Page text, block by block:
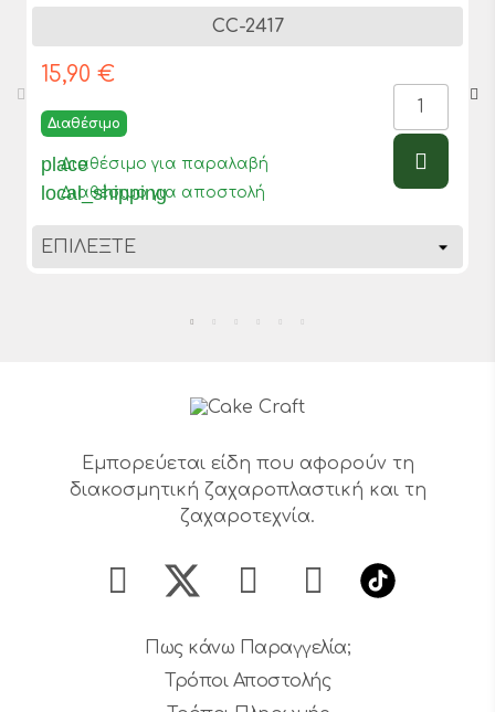
CC-2417
15,90 €
Διαθέσιμο
place
Διαθέσιμο για παραλαβή
local_shipping
Διαθέσιμο για αποστολή
Εμπορεύεται είδη που αφορούν τη
διακοσμητική ζαχαροπλαστική και τη
ζαχαροτεχνία.
Πως κάνω Παραγγελία;
Τρόποι Αποστολής